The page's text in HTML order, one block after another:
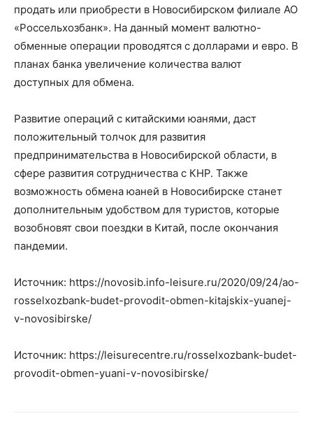
продать или приобрести в Новосибирском филиале АО
«Россельхозбанк». На данный момент валютно-
обменные операции проводятся с долларами и евро. В
планах банка увеличение количества валют
доступных для обмена.
Развитие операций с китайскими юанями, даст
положительный толчок для развития
предпринимательства в Новосибирской области, в
сфере развития сотрудничества с КНР. Также
возможность обмена юаней в Новосибирске станет
дополнительным удобством для туристов, которые
возобновят свои поездки в Китай, после окончания
пандемии.
Источник: https://novosib.info-leisure.ru/2020/09/24/ao-
rosselxozbank-budet-provodit-obmen-kitajskix-yuanej-
v-novosibirske/
Источник: https://leisurecentre.ru/rosselxozbank-budet-
provodit-obmen-yuani-v-novosibirske/